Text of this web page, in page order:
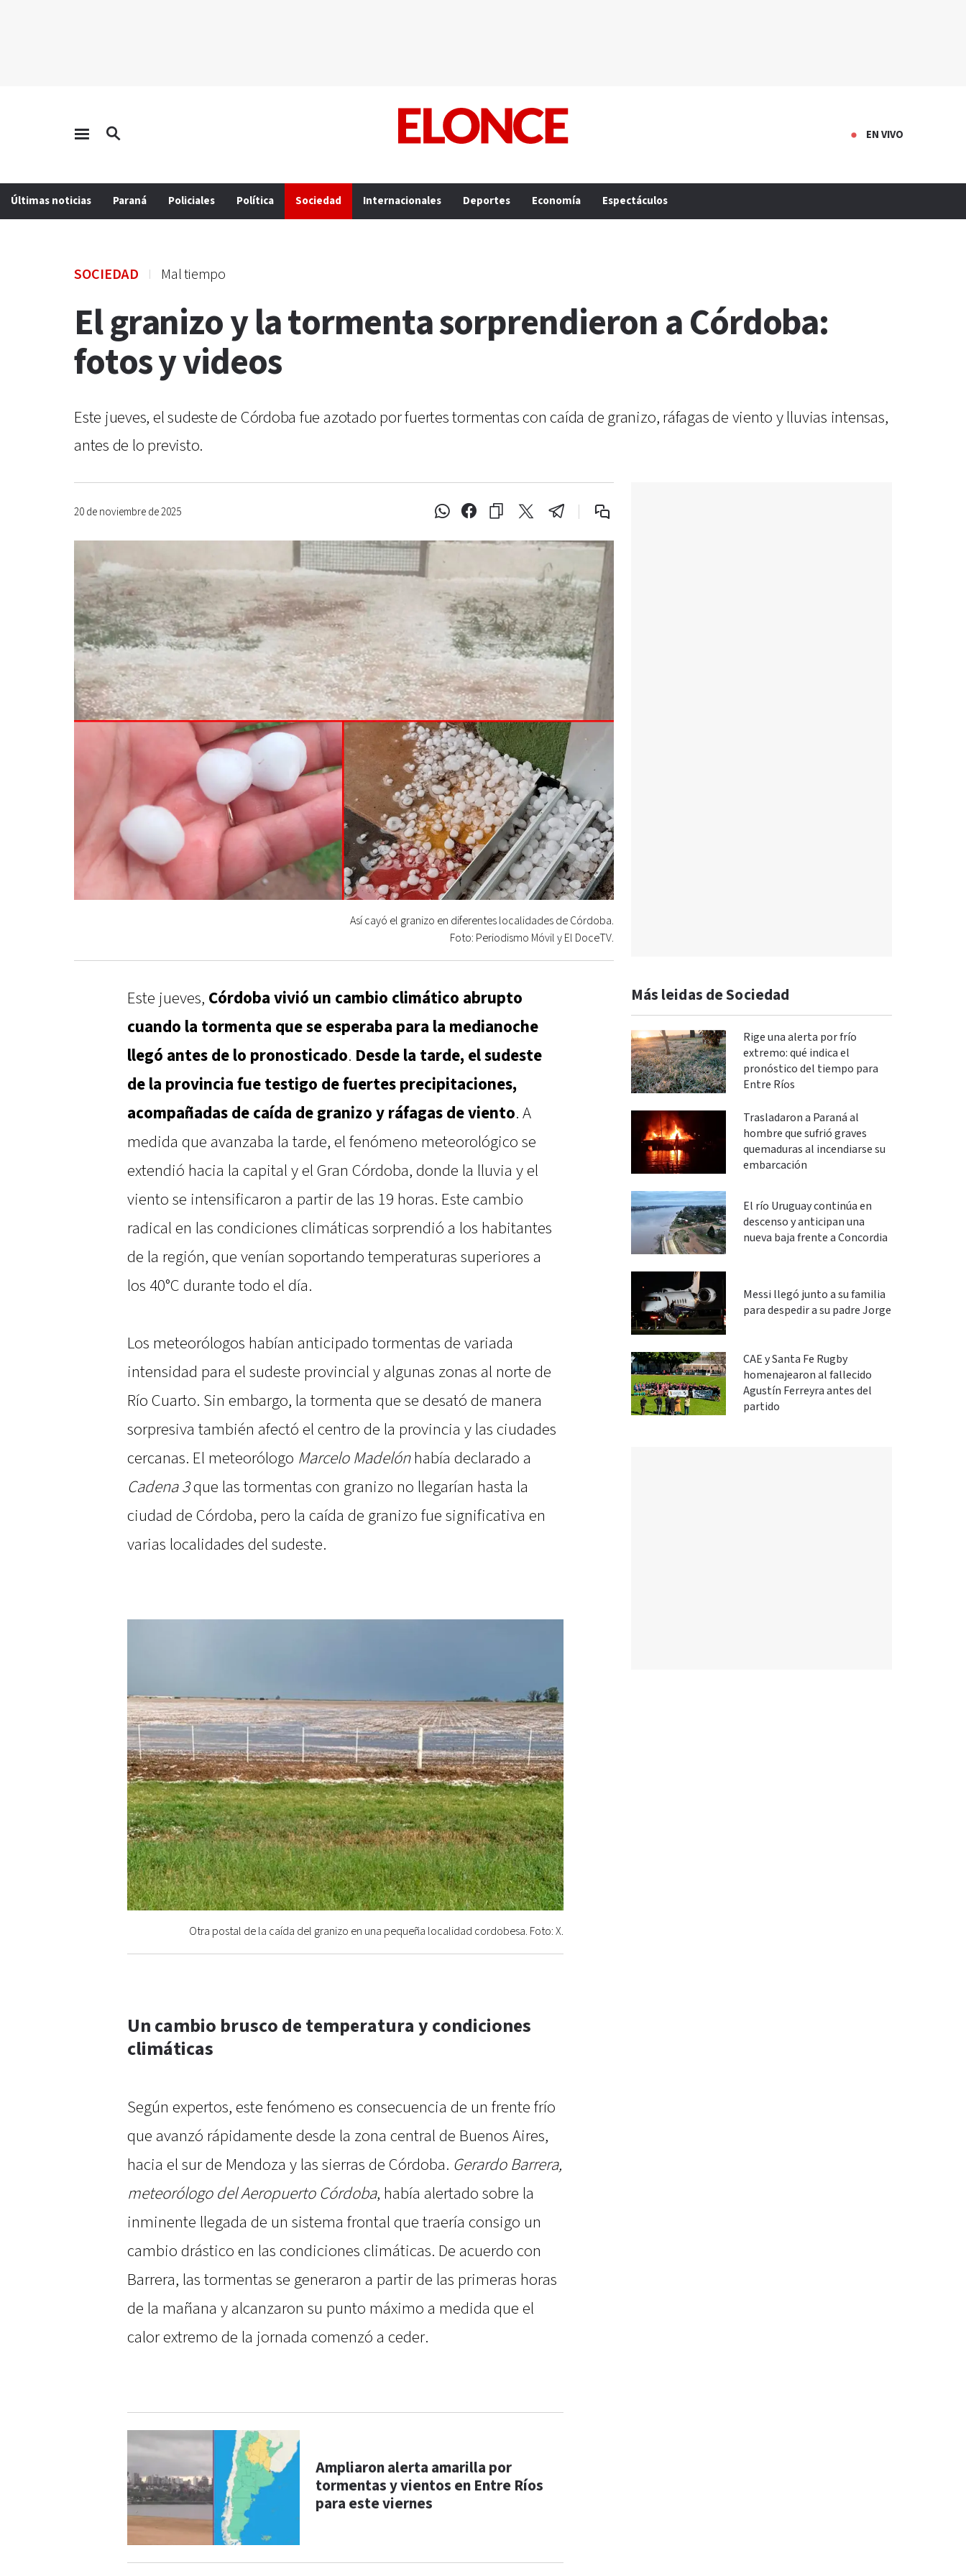
EN VIVO
Últimas noticias Paraná Policiales Política Sociedad Internacionales Deportes Economía Espectáculos
SOCIEDAD Mal tiempo
El granizo y la tormenta sorprendieron a Córdoba:
fotos y videos
Este jueves, el sudeste de Córdoba fue azotado por fuertes tormentas con caída de granizo, ráfagas de viento y lluvias intensas,
antes de lo previsto.
20 de noviembre de 2025
Así cayó el granizo en diferentes localidades de Córdoba.
Foto: Periodismo Móvil y El DoceTV.
Este jueves, Córdoba vivió un cambio climático abrupto
cuando la tormenta que se esperaba para la medianoche
llegó antes de lo pronosticado. Desde la tarde, el sudeste
de la provincia fue testigo de fuertes precipitaciones,
acompañadas de caída de granizo y ráfagas de viento. A
medida que avanzaba la tarde, el fenómeno meteorológico se
extendió hacia la capital y el Gran Córdoba, donde la lluvia y el
viento se intensificaron a partir de las 19 horas. Este cambio
radical en las condiciones climáticas sorprendió a los habitantes
de la región, que venían soportando temperaturas superiores a
los 40°C durante todo el día.
Los meteorólogos habían anticipado tormentas de variada
intensidad para el sudeste provincial y algunas zonas al norte de
Río Cuarto. Sin embargo, la tormenta que se desató de manera
sorpresiva también afectó el centro de la provincia y las ciudades
cercanas. El meteorólogo Marcelo Madelónhabía declarado a
Cadena 3que las tormentas con granizo no llegarían hasta la
ciudad de Córdoba, pero la caída de granizo fue significativa en
varias localidades del sudeste.
Otra postal de la caída del granizo en una pequeña localidad cordobesa. Foto: X.
Un cambio brusco de temperatura y condiciones
climáticas
Según expertos, este fenómeno es consecuencia de un frente frío
que avanzó rápidamente desde la zona central de Buenos Aires,
hacia el sur de Mendoza y las sierras de Córdoba. Gerardo Barrera,
meteorólogo del Aeropuerto Córdoba, había alertado sobre la
inminente llegada de un sistema frontal que traería consigo un
cambio drástico en las condiciones climáticas. De acuerdo con
Barrera, las tormentas se generaron a partir de las primeras horas
de la mañana y alcanzaron su punto máximo a medida que el
calor extremo de la jornada comenzó a ceder.
Ampliaron alerta amarilla por
tormentas y vientos en Entre Ríos
para este viernes
Más leidas de Sociedad
Rige una alerta por frío
extremo: qué indica el
pronóstico del tiempo para
Entre Ríos
Trasladaron a Paraná al
hombre que sufrió graves
quemaduras al incendiarse su
embarcación
El río Uruguay continúa en
descenso y anticipan una
nueva baja frente a Concordia
Messi llegó junto a su familia
para despedir a su padre Jorge
CAE y Santa Fe Rugby
homenajearon al fallecido
Agustín Ferreyra antes del
partido